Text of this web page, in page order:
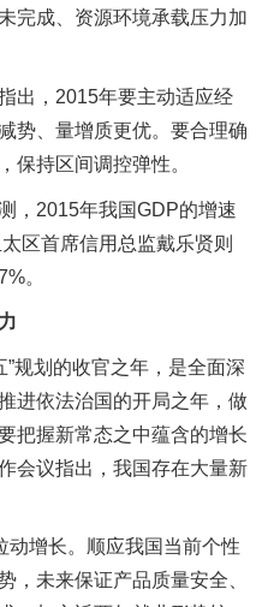
完成、资源环境承载压力加
出，2015年要主动适应经
势、量增质更优。要合理确
保持区间调控弹性。
，2015年我国GDP的增速
区首席信用总监戴乐贤则
。
规划的收官之年，是全面深
进依法治国的开局之年，做
把握新常态之中蕴含的增长
会议指出，我国存在大量新
动增长。顺应我国当前个性
，未来保证产品质量安全、